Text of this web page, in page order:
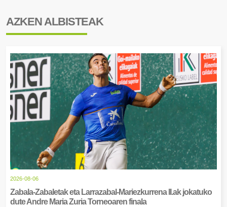
AZKEN ALBISTEAK
2026-08-06
Zabala-Zabaletak eta Larrazabal-Mariezkurrena II.ak jokatuko
dute Andre Maria Zuria Torneoaren finala